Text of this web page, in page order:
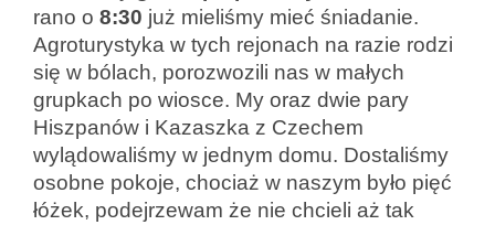
rano o 8:30 już mieliśmy mieć śniadanie.
Agroturystyka w tych rejonach na razie rodzi
się w bólach, porozwozili nas w małych
grupkach po wiosce. My oraz dwie pary
Hiszpanów i Kazaszka z Czechem
wylądowaliśmy w jednym domu. Dostaliśmy
osobne pokoje, chociaż w naszym było pięć
łóżek, podejrzewam że nie chcieli aż tak